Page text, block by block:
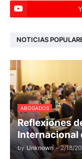
NOTICIAS
ABOGADOS
Reflexiones
Internacional
by Unknown - 2/18/